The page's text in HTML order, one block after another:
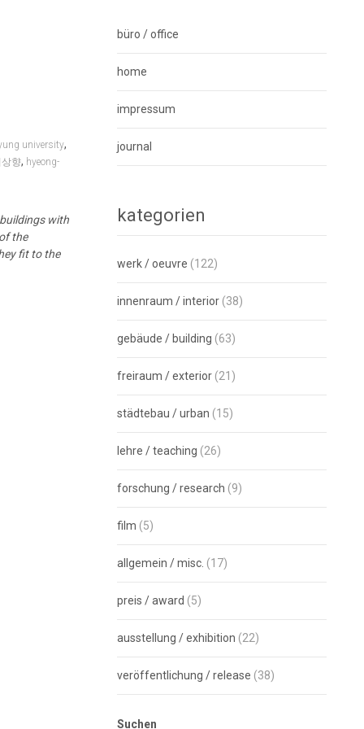
university,
상향, hyeong-
with
the
fit to the
büro / office
home
impressum
journal
kategorien
werk / oeuvre (122)
innenraum / interior (38)
gebäude / building (63)
freiraum / exterior (21)
städtebau / urban (15)
lehre / teaching (26)
forschung / research (9)
film (5)
allgemein / misc. (17)
preis / award (5)
ausstellung / exhibition (22)
veröffentlichung / release (38)
Suchen